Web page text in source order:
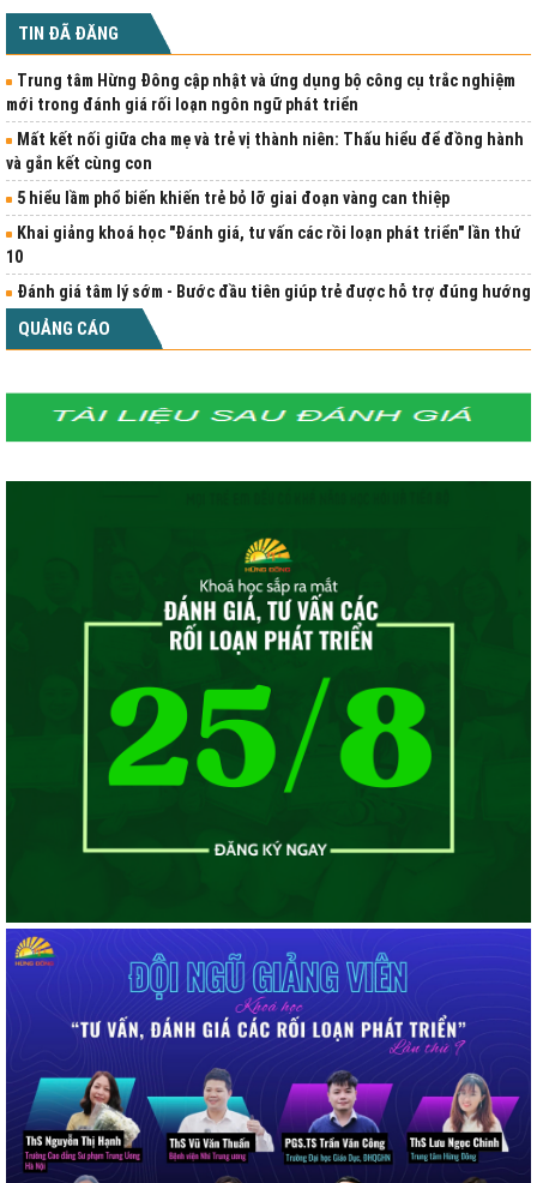
TIN ĐÃ ĐĂNG
Trung tâm Hừng Đông cập nhật và ứng dụng bộ công cụ trắc nghiệm
mới trong đánh giá rối loạn ngôn ngữ phát triển
Mất kết nối giữa cha mẹ và trẻ vị thành niên: Thấu hiểu để đồng hành
và gắn kết cùng con
5 hiểu lầm phổ biến khiến trẻ bỏ lỡ giai đoạn vàng can thiệp
Khai giảng khoá học "Đánh giá, tư vấn các rồi loạn phát triển" lần thứ
10
Đánh giá tâm lý sớm - Bước đầu tiên giúp trẻ được hỗ trợ đúng hướng
QUẢNG CÁO